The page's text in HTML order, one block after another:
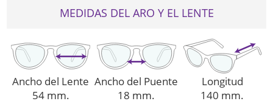
MEDIDAS DEL ARO Y EL LENTE
Ancho del Lente
54 mm.
Ancho del Puente
18 mm.
Longitud
140 mm.